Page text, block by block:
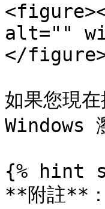
alt=""
</
如果您現
Windows
{% hint
**附註**